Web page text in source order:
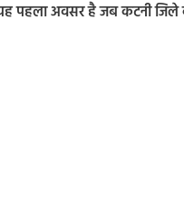
पहला अवसर है जब कटनी